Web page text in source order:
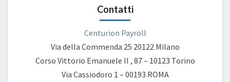
Contatti
Centurion Payroll
Via della Commenda 25 20122 Milano
Corso Vittorio Emanuele II , 87 – 10123 Torino
Via Cassiodoro 1 – 00193 ROMA